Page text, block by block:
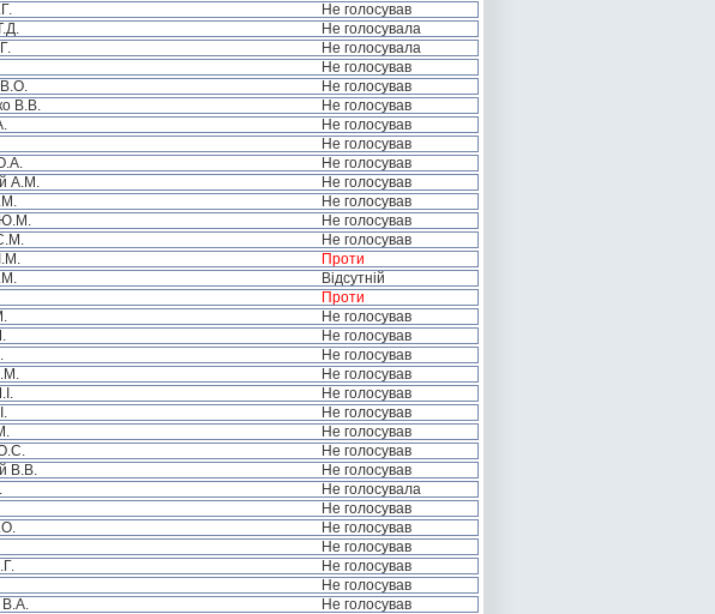
Не голосував
Не голосувала
Не голосувала
Не голосував
В.О.
Не голосував
В.В.
Не голосував
Не голосував
Не голосував
Не голосував
А.М.
Не голосував
Не голосував
Ю.М.
Не голосував
Не голосував
Проти
Відсутній
Проти
Не голосував
Не голосував
Не голосував
Не голосував
Не голосував
Не голосував
Не голосував
Не голосував
В.В.
Не голосував
Не голосувала
Не голосував
Не голосував
Не голосував
Не голосував
Не голосував
В.А.
Не голосував